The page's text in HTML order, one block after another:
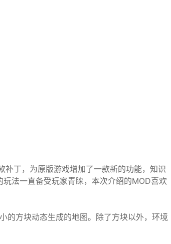
补丁，为原版游戏增加了一款新的功能，知识
法一直备受玩家青睐，本次介绍的MOD喜欢
的方块动态生成的地图。除了方块以外，环境